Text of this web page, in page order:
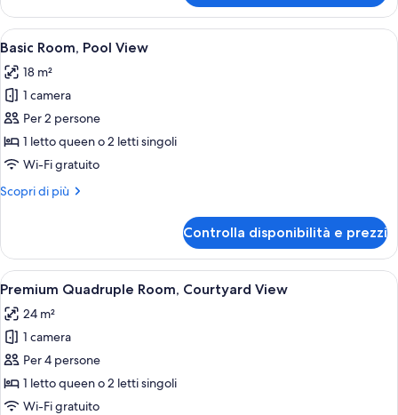
Room
Courtyard
(raised
Apri
tutte
le
foto
per
Basic
Room,
View
Una camera d'albergo moderna
6
Basic Room, Pool View
18 m²
1 camera
Per 2 persone
1 letto queen o 2 letti singoli
Wi-Fi gratuito
Scopri di più
Altri
Room,
Pool
View
Controlla disponibilità e prezzi
Apri
tutte
le
foto
per
Premium
Quadruple
Una moderna camera d'albergo con
13
Premium Quadruple Room, Courtyard View
24 m²
1 camera
Per 4 persone
1 letto queen o 2 letti singoli
Wi-Fi gratuito